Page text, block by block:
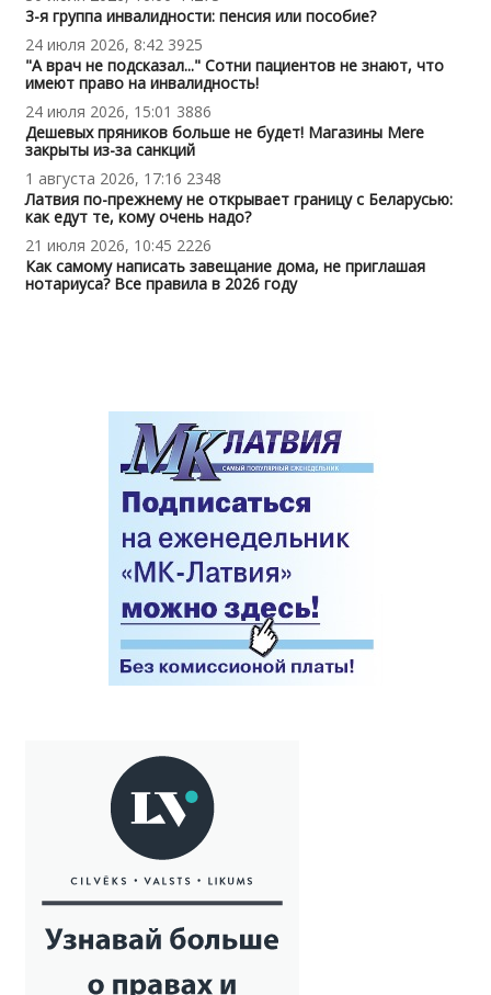
3-я группа инвалидности: пенсия или пособие?
24 июля 2026, 8:42 3925
"А врач не подсказал..." Сотни пациентов не знают, что
имеют право на инвалидность!
24 июля 2026, 15:01 3886
Дешевых пряников больше не будет! Магазины Mere
закрыты из-за санкций
1 августа 2026, 17:16 2348
Латвия по-прежнему не открывает границу с Беларусью:
как едут те, кому очень надо?
21 июля 2026, 10:45 2226
Как самому написать завещание дома, не приглашая
нотариуса? Все правила в 2026 году